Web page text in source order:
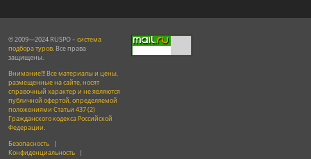
© 2009—2024 RUSPO – система
подбора туров. Все права
защищены.
Внимание!!! Все материалы и цены,
размещенные на сайте, носят
справочный характер и не являются
публичной офертой, определяемой
положениями Статьи 437 (2)
Гражданского кодекса Российской
Федерации.
Безопасность |
Конфиденциальность |